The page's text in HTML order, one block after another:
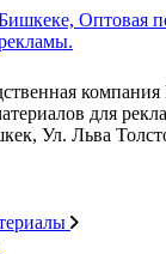
для
Ул. Льва